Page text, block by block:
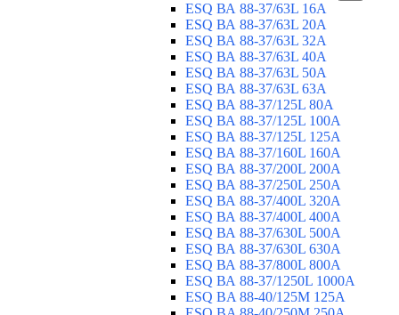
ESQ ВА 88-37/63L 16A
ESQ ВА 88-37/63L 20A
ESQ ВА 88-37/63L 32A
ESQ ВА 88-37/63L 40A
ESQ ВА 88-37/63L 50A
ESQ ВА 88-37/63L 63A
ESQ ВА 88-37/125L 80A
ESQ ВА 88-37/125L 100A
ESQ ВА 88-37/125L 125A
ESQ ВА 88-37/160L 160A
ESQ ВА 88-37/200L 200A
ESQ ВА 88-37/250L 250A
ESQ ВА 88-37/400L 320A
ESQ ВА 88-37/400L 400A
ESQ ВА 88-37/630L 500A
ESQ ВА 88-37/630L 630A
ESQ ВА 88-37/800L 800A
ESQ ВА 88-37/1250L 1000A
ESQ BA 88-40/125M 125A